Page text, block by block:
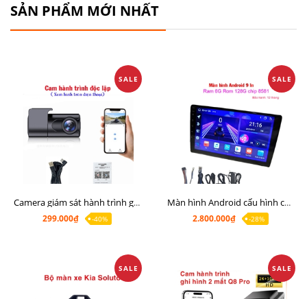
SẢN PHẨM MỚI NHẤT
SALE
Camera giám sát hành trình giá rẻ, cam hành trình cho màn Android, cam hành trình kết nối điện thoại
299.000₫
-40%
SALE
Màn hình Android cấu hình cao Ram 6G Rom 128G chip 8 nhân 8581
2.800.000₫
-28%
SALE SALE